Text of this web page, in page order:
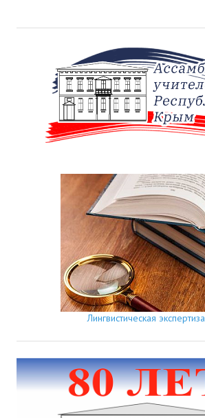
Лингвистическая экспертиза